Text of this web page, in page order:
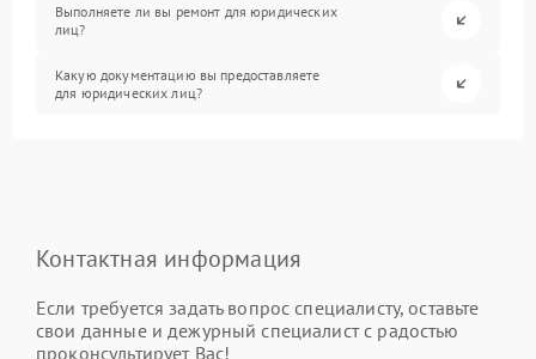
Выполняете ли вы ремонт для юридических
лиц?
Какую документацию вы предоставляете
для юридических лиц?
Контактная информация
Если требуется задать вопрос специалисту, оставьте
свои данные и дежурный специалист с радостью
проконсультирует Вас!